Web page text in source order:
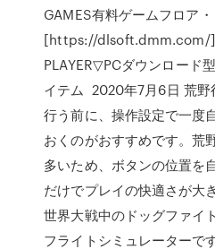
GAMES有料ゲームフロア・
[https://dlsoft.dmm.com/
PLAYER▽PCダウンロード
イテム 2020年7月6日 荒野
行う前に、操作設定で一度
おくのがおすすめです。荒
多いため、ボタンの位置を
だけでプレイの快適さが大
世界大戦中のドッグファイ
フライトシミュレーターで